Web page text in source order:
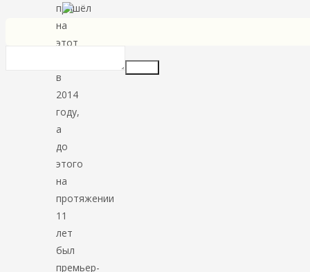
пришёл
на
этот
в
2014
году,
а
до
этого
на
протяжении
11
лет
был
премьер-